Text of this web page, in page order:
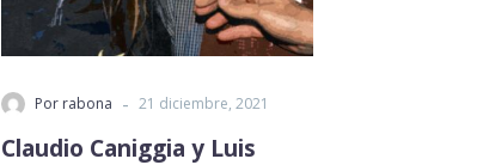
Por rabona - 21 diciembre, 2021
Claudio Caniggia y Luis